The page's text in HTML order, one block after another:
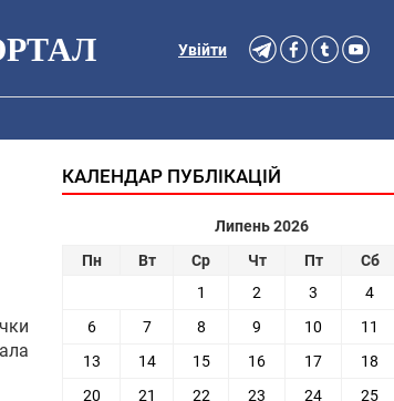
Увійти
КАЛЕНДАР ПУБЛІКАЦІЙ
Липень 2026
Пн
Вт Ср Чт Пт Сб
1
2 3 4
6
7 8 9 10 11
13
14 15 16 17 18
20
21 22 23 24 25